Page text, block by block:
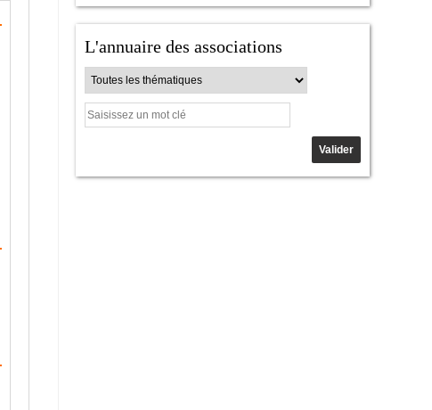
L'annuaire des associations